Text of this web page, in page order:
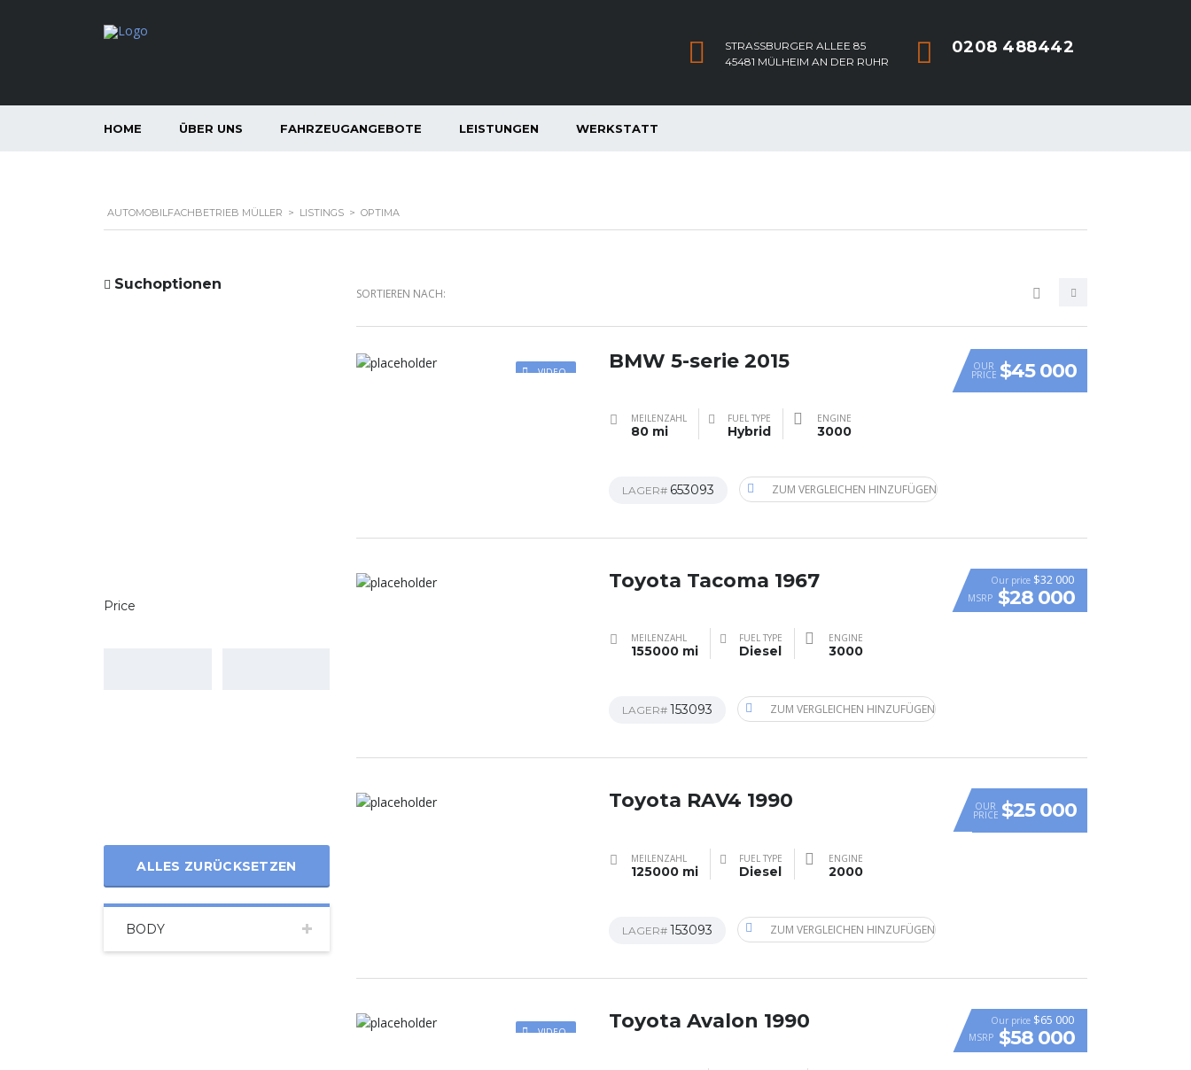
0208 488442
STRASSBURGER ALLEE 85
45481 MÜLHEIM AN DER RUHR
HOME ÜBER UNS FAHRZEUGANGEBOTE LEISTUNGEN WERKSTATT
AUTOMOBILFACHBETRIEB MÜLLER > LISTINGS > OPTIMA
Suchoptionen
Price
ALLES ZURÜCKSETZEN
BODY
SORTIEREN NACH:
VIDEO OUR
PRICE $45 000
BMW 5-serie 2015
MEILENZAHL
80 mi
FUEL TYPE
Hybrid
ENGINE
3000
LAGER# 653093 ZUM VERGLEICHEN HINZUFÜGEN
Our price $32 000
MSRP $28 000
Toyota Tacoma 1967
MEILENZAHL
155000 mi
FUEL TYPE
Diesel
ENGINE
3000
LAGER# 153093 ZUM VERGLEICHEN HINZUFÜGEN
OUR
PRICE $25 000
Toyota RAV4 1990
MEILENZAHL
125000 mi
FUEL TYPE
Diesel
ENGINE
2000
LAGER# 153093 ZUM VERGLEICHEN HINZUFÜGEN
VIDEO
Our price $65 000
MSRP $58 000
Toyota Avalon 1990